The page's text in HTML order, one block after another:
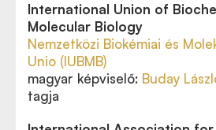
International Union of
Molecular Biology
Nemzetközi Biokémiai és
Unio (IUBMB)
magyar képviselő: Buday
tagja